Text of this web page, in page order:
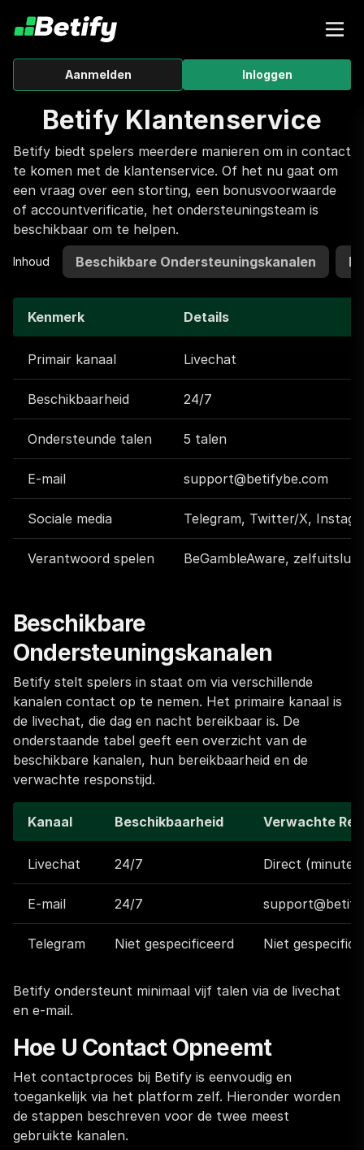
Aanmelden Inloggen
Betify Klantenservice
Betify biedt spelers meerdere manieren om in contact
te komen met de klantenservice. Of het nu gaat om
een vraag over een storting, een bonusvoorwaarde
of accountverificatie, het ondersteuningsteam is
beschikbaar om te helpen.
Inhoud Beschikbare Ondersteuningskanalen
Kenmerk Details
Primair kanaal Livechat
Beschikbaarheid 24/7
Ondersteunde talen 5 talen
E-mail support@betifybe.com
Sociale media Telegram, Twitter/X,
Verantwoord spelen BeGambleAware,
Beschikbare
Ondersteuningskanalen
Betify stelt spelers in staat om via verschillende
kanalen contact op te nemen. Het primaire kanaal is
de livechat, die dag en nacht bereikbaar is. De
onderstaande tabel geeft een overzicht van de
beschikbare kanalen, hun bereikbaarheid en de
verwachte responstijd.
Kanaal Beschikbaarheid Verwachte
Livechat 24/7 Direct
E-mail 24/7
Telegram Niet gespecificeerd Niet
Betify ondersteunt minimaal vijf talen via de livechat
en e-mail.
Hoe U Contact Opneemt
Het contactproces bij Betify is eenvoudig en
toegankelijk via het platform zelf. Hieronder worden
de stappen beschreven voor de twee meest
gebruikte kanalen.